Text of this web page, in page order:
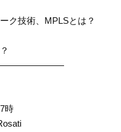
ク技術、MPLSとは？
時